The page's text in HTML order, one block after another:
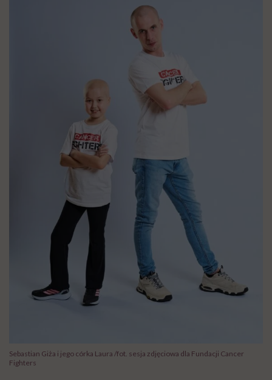
Sebastian Giża i jego córka Laura /fot. sesja zdjęciowa dla Fundacji Cancer
Fighters